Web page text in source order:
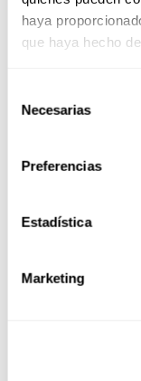
haya
que haya hecho
Necesarias
Preferencias
Estadística
Marketing
Restaurants,